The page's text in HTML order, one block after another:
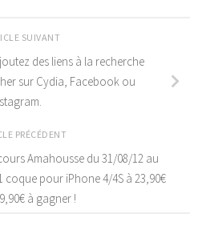
SUIVANT
des liens à la recherche
sur Cydia, Facebook ou
PRÉCÉDENT
Amahousse du 31/08/12 au
coque pour iPhone 4/4S à 23,90€
à gagner !